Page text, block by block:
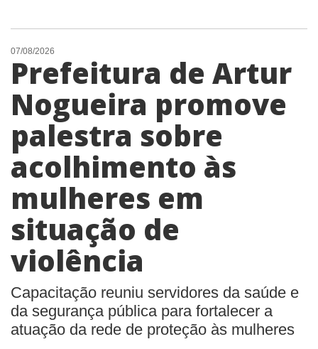
07/08/2026
Prefeitura de Artur
Nogueira promove
palestra sobre
acolhimento às
mulheres em
situação de
violência
Capacitação reuniu servidores da saúde e
da segurança pública para fortalecer a
atuação da rede de proteção às mulheres